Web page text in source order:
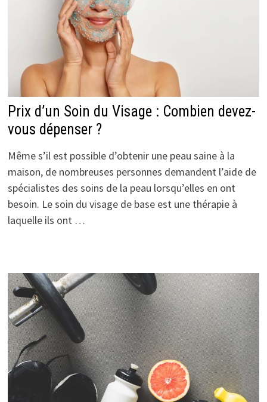
Prix d’un Soin du Visage : Combien devez-
vous dépenser ?
Même s’il est possible d’obtenir une peau saine à la
maison, de nombreuses personnes demandent l’aide de
spécialistes des soins de la peau lorsqu’elles en ont
besoin. Le soin du visage de base est une thérapie à
laquelle ils ont …